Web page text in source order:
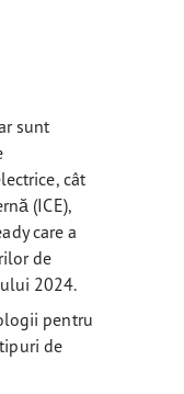
sunt
cât
(ICE),
care a
de
2024.
pentru
de